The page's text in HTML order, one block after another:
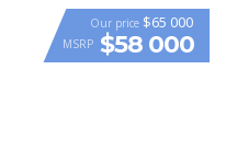
VIDEO
Our price $65 000
MSRP $58 000